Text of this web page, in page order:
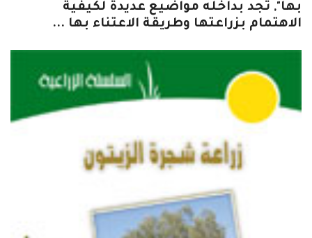
بها", تجد بداخله مواضيع عديدة لكيفية
الاهتمام بزراعتها وطريقة الاعتناء بها ...